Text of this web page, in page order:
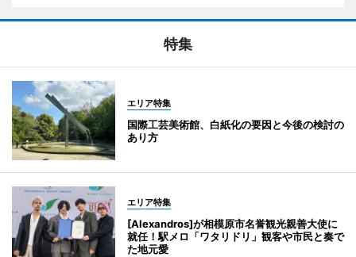
特集
エリア特集
国際工芸美術館、白紙化の要因と今後の検討の
あり方
エリア特集
[Alexandros]が相模原市名誉観光親善大使に
就任！駅メロ「ワタリドリ」観客や市民と奏で
た地元愛